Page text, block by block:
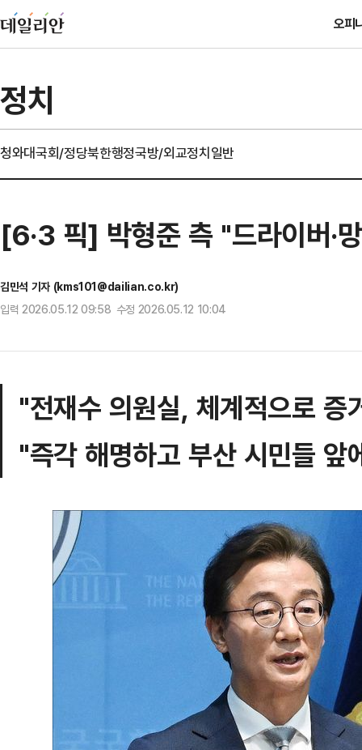
오피
정치
청와대국회/정당북한행정국방/외교정치일반
[6·3 픽] 박형준 측 "드라이버·
김민석 기자 (kms101@dailian.co.kr)
입력 2026.05.12 09:58 수정 2026.05.12 10:04
"전재수 의원실, 체계적으로 증
"즉각 해명하고 부산 시민들 앞